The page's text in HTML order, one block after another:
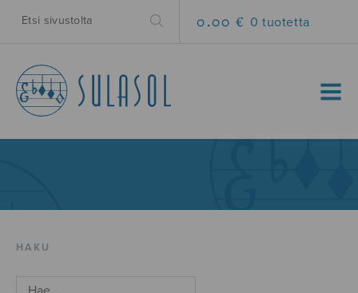
0.00 € 0 tuotetta
MENU
HAKU